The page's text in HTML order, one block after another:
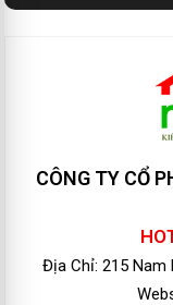
CÔNG TY CỔ
Địa Chỉ: 215 Nam